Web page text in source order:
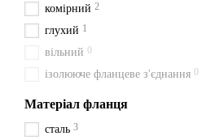
комірний 2
глухий 1
вільний 0
ізолююче фланцеве з'єднання 0
Матеріал фланця
сталь 3